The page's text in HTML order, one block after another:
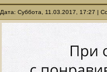
Дата: Суббота, 11.03.2017, 17:27 |